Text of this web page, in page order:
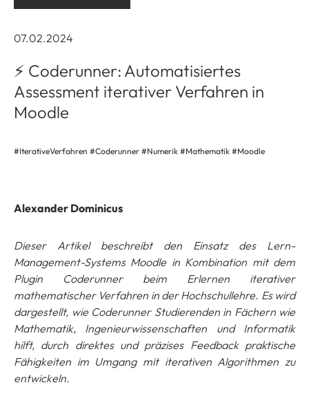
07.02.2024
⚡ Coderunner: Automatisiertes
Assessment iterativer Verfahren in
Moodle
#IterativeVerfahren #Coderunner #Numerik #Mathematik #Moodle
Alexander Dominicus
Dieser Artikel beschreibt den Einsatz des Lern-
Management-Systems Moodle in Kombination mit dem
Plugin Coderunner beim Erlernen iterativer
mathematischer Verfahren in der Hochschullehre. Es wird
dargestellt, wie Coderunner Studierenden in Fächern wie
Mathematik, Ingenieurwissenschaften und Informatik
hilft, durch direktes und präzises Feedback praktische
Fähigkeiten im Umgang mit iterativen Algorithmen zu
entwickeln.